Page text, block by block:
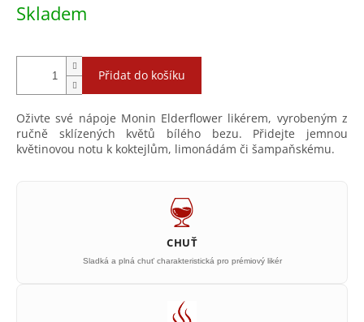
Skladem
Přidat do košíku
Oživte své nápoje Monin Elderflower likérem, vyrobeným z
ručně sklízených květů bílého bezu. Přidejte jemnou
květinovou notu k koktejlům, limonádám či šampaňskému.
CHUŤ
Sladká a plná chuť charakteristická pro prémiový likér